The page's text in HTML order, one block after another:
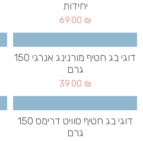
יחידות
69.00 ₪
דוגי בג חטיף מורנינג אנרגי 150
גרם
39.00 ₪
דוגי בג חטיף סוויט דרימס 150
גרם